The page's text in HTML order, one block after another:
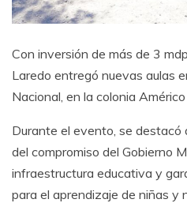
Con inversión de más de 3
Laredo entregó nuevas aulas
Nacional, en la colonia Américo
Durante el evento, se
del compromiso del Gobierno
infraestructura educativa y
para el aprendizaje de niñas y